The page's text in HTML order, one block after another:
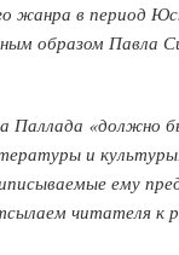
жанра в период
образом Павла
Паллада «должно
и
ему
читателя к